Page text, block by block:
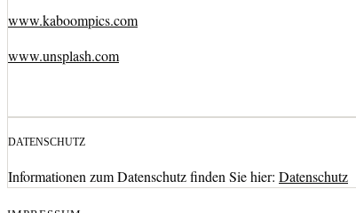
www.kaboompics.com
www.unsplash.com
DATENSCHUTZ
Informationen zum Datenschutz finden Sie hier: Datenschutz